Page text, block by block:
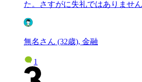
た。さすがに失礼ではありませ
無名さん (32歳), 金融
1